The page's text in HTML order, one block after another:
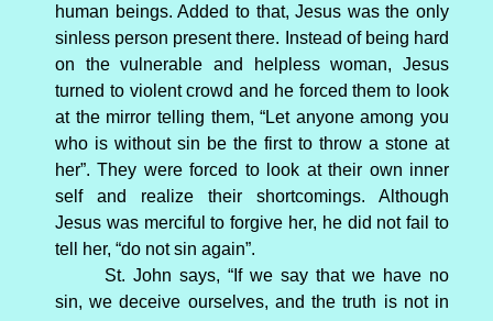
human beings. Added to that, Jesus was the only
sinless person present there. Instead of being hard
on the vulnerable and helpless woman, Jesus
turned to violent crowd and he forced them to look
at the mirror telling them, “Let anyone among you
who is without sin be the first to throw a stone at
her”. They were forced to look at their own inner
self and realize their shortcomings. Although
Jesus was merciful to forgive her, he did not fail to
tell her, “do not sin again”.
St. John says, “If we say that we have no
sin, we deceive ourselves, and the truth is not in